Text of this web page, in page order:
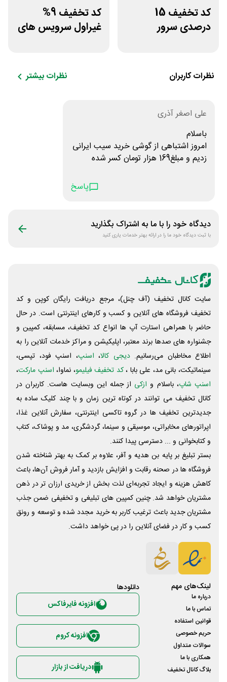
کد تخفیف 15
درصدی سرور
کد تخفیف 9%
غیراول سرویس های
نظرات کاربران نظرات بیشتر
علی اصغر آذری
باسلام
امروز اشتباهی از گوشی خرید سیب ایرانی
زدیم و مبلغ169 هزار تومان کسر شده
پاسخ
دیدگاه خود را با ما به اشتراک بگذارید
با ثبت دیدگاه خود ما را در ارائه بهتر خدمات یاری کنید
سایت کانال تخفیف (آف چنل)، مرجع دریافت رایگان کوپن و کد
تخفیف فروشگاه های آنلاین و کسب و‌ کارهای اینترنتی است. در حال
حاضر با همراهی استارت آپ ها انواع کد تخفیف، مسابقه، کمپین و
جشنواره های صدها برند معتبر، اپلیکیشن و مراکز خدمات آنلاین را به
اطلاع مخاطبان می‌رسانیم. دیجی کالا، اسنپ، اسنپ فود، تپسی،
سینماتیکت، بانی مد، علی‌ بابا ،کد تخفیف فیلیمو، نماوا، اسنپ مارکت،
اسنپ شاپ، باسلام و ازکی از جمله این وبسایت ‌هاست. کاربران در
کانال تخفیف می توانند در کوتاه ترین زمان و با چند کلیک ساده به
جدیدترین تخفیف ها در گروه تاکسی اینترنتی، سفارش آنلاین غذا،
اپراتورهای مخابراتی، موسیقی و سینما، گردشگری، مد و پوشاک، کتاب
و کتابخوانی و ... دسترسی پیدا کنند.
بستر تبلیغ بر پایه بن هدیه و آفر، علاوه بر کمک به بهتر شناخته شدن
فروشگاه ها در صحنه رقابت و افزایش بازدید و آمار فروش آن‌ها، باعث
کاهش هزینه و ایجاد تجربه‌ای لذت بخش از خریدی ارزان تر در ذهن
مشتریان خواهد شد. چنین کمپین های تبلیغی و تخفیفی ضمن جذب
مشتریان جدید باعث ترغیب کاربر به خرید مجدد شده و توسعه و رونق
کسب و کار در فضای آنلاین را در پی خواهد داشت.
لینک‌های مهم
درباره ما
تماس با ما
قوانین استفاده
حریم خصوصی
سوالات متداول
همکاری با ما
بلاگ کانال تخفیف
دانلود‌ها
افزونه فایرفاکس
افزونه کروم
دریافت از بازار